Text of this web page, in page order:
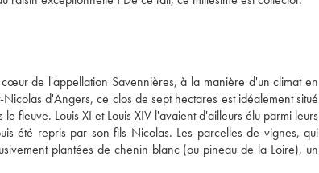
de l'appellation Savennières, à la manière d'un climat en
d'Angers, ce clos de sept hectares est idéalement situé
fleuve. Louis XI et Louis XIV l'avaient d'ailleurs élu parmi leurs
été repris par son fils Nicolas. Les parcelles de vignes, qui
plantées de chenin blanc (ou pineau de la Loire), un